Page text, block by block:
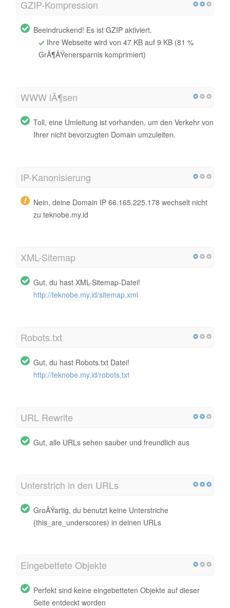
GZIP-Kompression
Beeindruckend! Es ist GZIP aktiviert.
Ihre Webseite wird von 47 KB auf 9 KB (81 %
GrÃ¶ÃŸenersparnis komprimiert)
WWW lÃ¶sen
Toll, eine Umleitung ist vorhanden, um den Verkehr von
Ihrer nicht bevorzugten Domain umzuleiten.
IP-Kanonisierung
Nein, deine Domain IP 66.165.225.178 wechselt nicht
zu teknobe.my.id
XML-Sitemap
Gut, du hast XML-Sitemap-Datei!
http://teknobe.my.id/sitemap.xml
Robots.txt
Gut, du hast Robots.txt Datei!
http://teknobe.my.id/robots.txt
URL Rewrite
Gut, alle URLs sehen sauber und freundlich aus
Unterstrich in den URLs
GroÃŸartig, du benutzt keine Unterstriche
(this_are_underscores) in deinen URLs
Eingebettete Objekte
Perfekt sind keine eingebetteten Objekte auf dieser
Seite entdeckt worden